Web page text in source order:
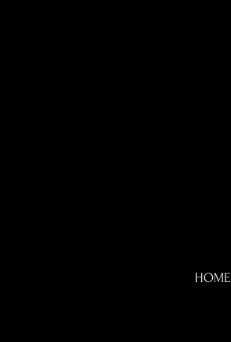
HOME